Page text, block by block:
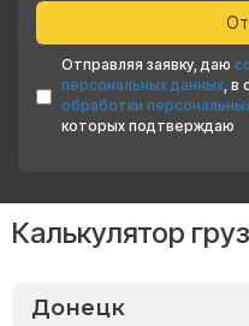
Отправляя заявку, даю
персональных данных, в
обработки
которых подтверждаю
Калькулятор